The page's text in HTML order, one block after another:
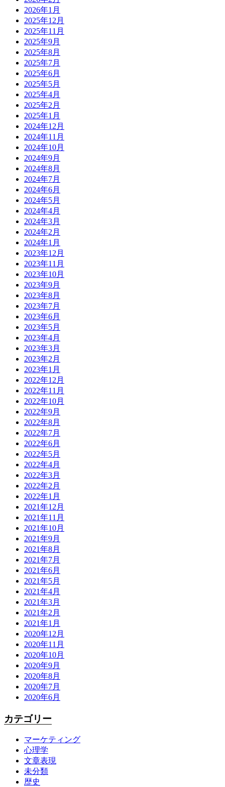
2026年1月
2025年12月
2025年11月
2025年9月
2025年8月
2025年7月
2025年6月
2025年5月
2025年4月
2025年2月
2025年1月
2024年12月
2024年11月
2024年10月
2024年9月
2024年8月
2024年7月
2024年6月
2024年5月
2024年4月
2024年3月
2024年2月
2024年1月
2023年12月
2023年11月
2023年10月
2023年9月
2023年8月
2023年7月
2023年6月
2023年5月
2023年4月
2023年3月
2023年2月
2023年1月
2022年12月
2022年11月
2022年10月
2022年9月
2022年8月
2022年7月
2022年6月
2022年5月
2022年4月
2022年3月
2022年2月
2022年1月
2021年12月
2021年11月
2021年10月
2021年9月
2021年8月
2021年7月
2021年6月
2021年5月
2021年4月
2021年3月
2021年2月
2021年1月
2020年12月
2020年11月
2020年10月
2020年9月
2020年8月
2020年7月
2020年6月
カテゴリー
マーケティング
心理学
文章表現
未分類
歴史